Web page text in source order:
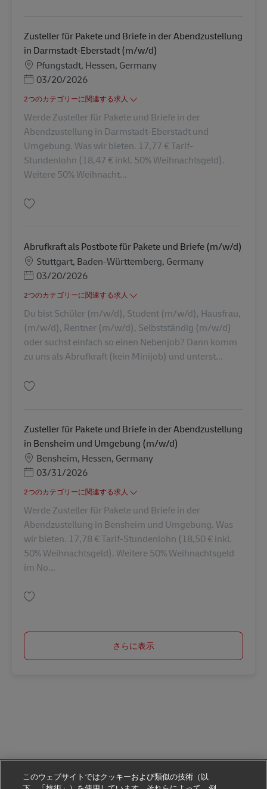
Zusteller für Pakete und Briefe in der Abendzustellung
in Darmstadt-Eberstadt (m/w/d)
勤務地
Pfungstadt, Hessen, Germany
Posted Date
03/20/2026
2つのカテゴリーに関連する求人
Werde Zusteller für Pakete und Briefe in der
Abendzustellung in Darmstadt-Eberstadt und
Umgebung. Was wir bieten. 17,77 € Tarif-
Stundenlohn (18,47 € inkl. 50% Weihnachtsgeld).
Weitere 50% Weihnacht...
Abrufkraft als Postbote für Pakete und Briefe (m/w/d)
勤務地
Stuttgart, Baden-Württemberg, Germany
Posted Date
03/20/2026
2つのカテゴリーに関連する求人
Du bist Schüler (m/w/d), Student (m/w/d), Hausfrau,
(m/w/d), Rentner (m/w/d), Selbstständig (m/w/d)
oder suchst einfach so einen Nebenjob? Dann komm
zu uns als Abrufkraft (kein Minijob) und unterst...
Zusteller für Pakete und Briefe in der Abendzustellung
in Bensheim und Umgebung (m/w/d)
勤務地
Bensheim, Hessen, Germany
Posted Date
03/31/2026
2つのカテゴリーに関連する求人
Werde Zusteller für Pakete und Briefe in der
Abendzustellung in Bensheim und Umgebung. Was
wir bieten. 17,78 € Tarif-Stundenlohn (18,50 € inkl.
50% Weihnachtsgeld). Weitere 50% Weihnachtsgeld
im No...
さらに表示
このウェブサイトではクッキーおよび類似の技術（以